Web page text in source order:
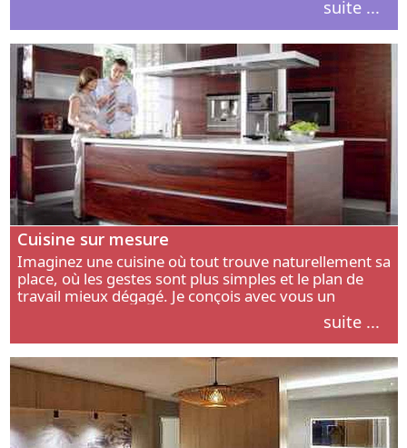
suite ...
Cuisine sur mesure
Imaginez une cuisine où tout trouve naturellement sa
place, où les gestes sont plus simples et le plan de
travail mieux dégagé. Je conçois avec vous un
aménagement adapté à votre manière de cuisiner, de
suite ...